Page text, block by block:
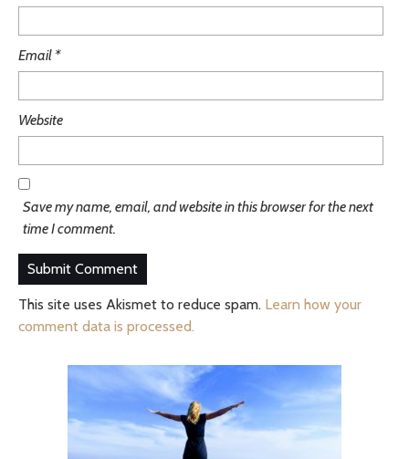
Email*
Website
Save my name, email, and website in this browser for the next
time I comment.
This site uses Akismet to reduce spam. Learn how your
comment data is processed.